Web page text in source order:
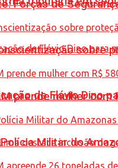
de Flávio Dino
Forças de
sobre
prende mulher
Militar do